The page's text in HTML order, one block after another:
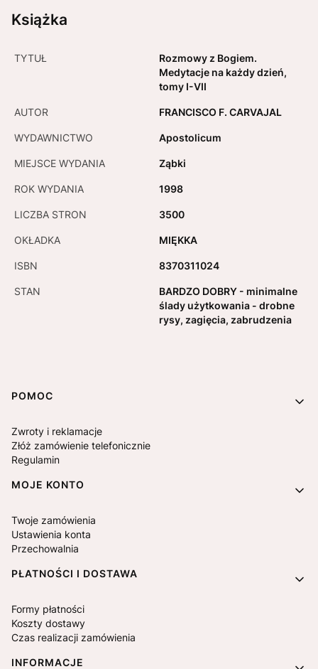
Książka
TYTUŁ
Rozmowy z Bogiem.
Medytacje na każdy dzień,
tomy I-VII
AUTOR FRANCISCO F. CARVAJAL
WYDAWNICTWO Apostolicum
MIEJSCE WYDANIA Ząbki
ROK WYDANIA 1998
LICZBA STRON 3500
OKŁADKA MIĘKKA
ISBN 8370311024
STAN
BARDZO DOBRY - minimalne
ślady użytkowania - drobne
rysy, zagięcia, zabrudzenia
Linki w stopce
POMOC
Zwroty i reklamacje
Złóż zamówienie telefonicznie
Regulamin
MOJE KONTO
Twoje zamówienia
Ustawienia konta
Przechowalnia
PŁATNOŚCI I DOSTAWA
Formy płatności
Koszty dostawy
Czas realizacji zamówienia
INFORMACJE